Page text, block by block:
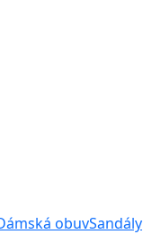
obuvSandály